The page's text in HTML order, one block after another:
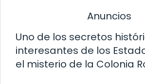
Anuncios
Uno de los secretos
interesantes de los
el misterio de la Colonia